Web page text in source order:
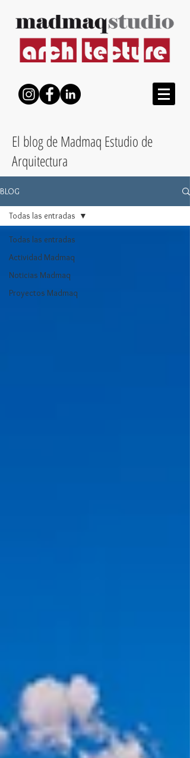
El blog de Madmaq Estudio de
Arquitectura
BLOG
Todas las entradas
Actividad Madmaq
Noticias Madmaq
Proyectos Madmaq
Todas las entradas